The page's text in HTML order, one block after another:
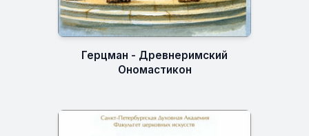
Герцман - Древнеримский
Ономастикон